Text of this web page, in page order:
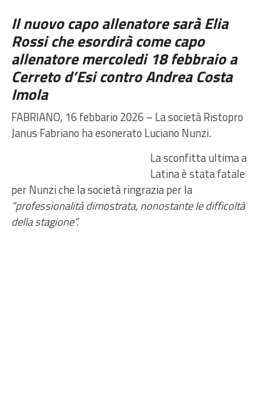
Il nuovo capo allenatore sarà Elia
Rossi cheesordirà come capo
allenatoremercoledi 18 febbraio a
Cerreto d’Esi controAndrea Costa
Imola
FABRIANO, 16 febbario 2026 – La società Ristopro
Janus Fabriano ha esonerato Luciano Nunzi.
La sconfitta ultima a
Latina è stata fatale
per Nunzi che la società ringrazia per la
“professionalità dimostrata, nonostante le difficoltà
della stagione”.